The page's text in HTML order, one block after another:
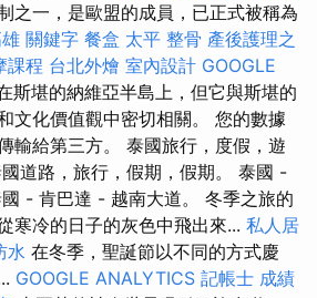
之一，是歐盟的成員，已正式被稱為
關鍵字 餐盒 太平 整骨 產後護理之
課程 台北外燴 室內設計 GOOGLE
斯堪的納維亞半島上，但它與斯堪的
文化價值觀中密​​切相關。 您的數據
輸給第三方。 泰國旅行，度假，遊
道路，旅行，假期，假期。 泰國 -
- 肯巴達 - 越南大道。 冬季之旅的
寒冷的日子的灰色中飛出來... 私人居
水 在冬季，聖誕節以不同的方式慶
GOOGLE ANALYTICS 記帳士 成績